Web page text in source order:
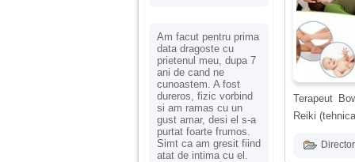
Am facut pentru prima
data dragoste cu
prietenul meu, dupa 7
ani de cand ne
cunoastem. A fost
dureros, fizic vorbind
si am ramas cu un
gust amar, desi el s-a
purtat foarte frumos.
Simt ca am gresit fiind
atat de intima cu el.
Terapeut
Reiki